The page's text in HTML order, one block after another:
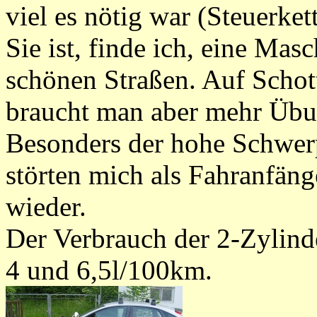
viel es nötig war
Sie ist, finde ich, eine
schönen Straßen. Auf
braucht man aber mehr
Besonders der hohe
störten mich als
wieder.
Der Verbrauch der 2-
4 und 6,5l/100km.